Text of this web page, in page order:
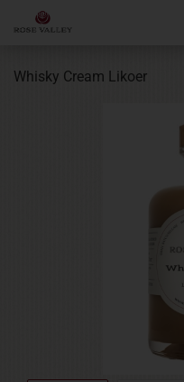
Whisky Cream Likoer